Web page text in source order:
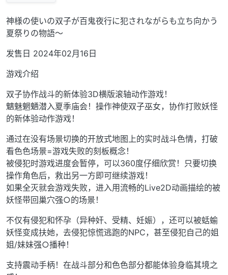
神様の使いの双子が百鬼夜行に犯されながらも立ち向かう
夏祭りの物語〜
发售日 2024年02月16日
游戏介绍
双子协作战斗的新体验3D横版滚轴动作游戏！
魑魅魍魉潜入夏季庙会！操作神使双子巫女，协作打败妖怪
的新体验动作游戏！
通过在没有场景切换的开放式地图上的实时战斗色情，打破
看色色场景=游戏失败的刻板概念！
被侵犯时游戏进度会暂停，可以360度仔细欣赏！只要切换
操作角色后，救出另一方即可继续游戏！
如果全灭就会游戏失败，进入用流畅的Live2D动画描绘的被
妖怪带回巢穴强○的场景！
不仅有侵犯和怀孕（异种奸、受精、妊娠），还可以被蛞蝓
妖怪变成扶她，去侵犯惊慌逃跑的NPC，甚至侵犯自己的姐
姐/妹妹强○播种！
支持震动手柄！在战斗部分和色色部分都能体验身临其境之